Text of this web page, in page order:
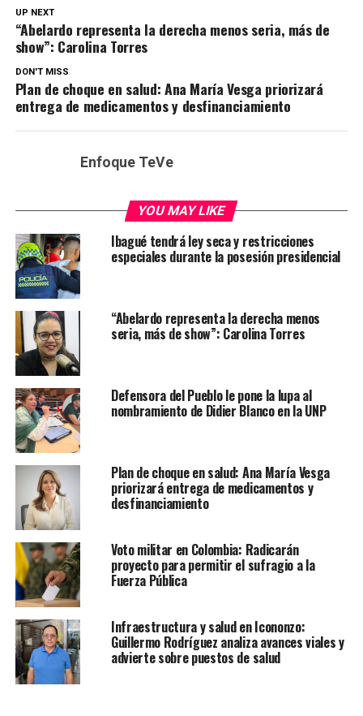
UP NEXT
“Abelardo representa la derecha menos seria, más de
show”: Carolina Torres
DON'T MISS
Plan de choque en salud: Ana María Vesga priorizará
entrega de medicamentos y desfinanciamiento
Enfoque TeVe
YOU MAY LIKE
Ibagué tendrá ley seca y restricciones
especiales durante la posesión presidencial
“Abelardo representa la derecha menos
seria, más de show”: Carolina Torres
Defensora del Pueblo le pone la lupa al
nombramiento de Didier Blanco en la UNP
Plan de choque en salud: Ana María Vesga
priorizará entrega de medicamentos y
desfinanciamiento
Voto militar en Colombia: Radicarán
proyecto para permitir el sufragio a la
Fuerza Pública
Infraestructura y salud en Icononzo:
Guillermo Rodríguez analiza avances viales y
advierte sobre puestos de salud